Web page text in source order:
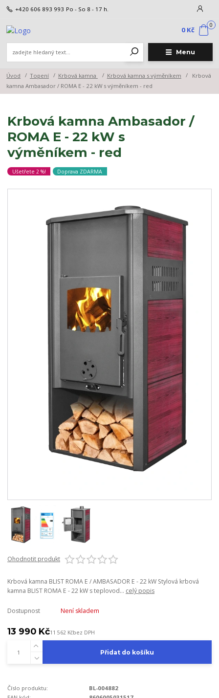
Menu
+420 606 893 993 Po - So 8 - 17 h.
0
0 Kč
Úvod Topení Krbová kamna Krbová kamna s výměníkem
Krbová
kamna Ambasador / ROMA E - 22 kW s výměníkem - red
Krbová kamna Ambasador /
ROMA E - 22 kW s
výměníkem - red
Ušetřete 2 %! Doprava ZDARMA
Ohodnotit produkt
Krbová kamna BLIST ROMA E / AMBASADOR E - 22 kW Stylová krbová
kamna BLIST ROMA E - 22 kW s teplovod... celý popis
Dostupnost Není skladem
13 990 Kč11 562 Kčbez DPH
Přidat do košíku
Číslo produktu:
BL-004882